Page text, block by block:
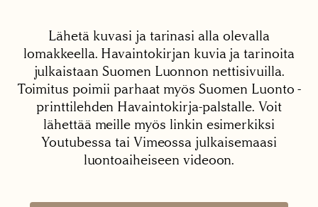
Lähetä kuvasi ja tarinasi alla olevalla
lomakkeella. Havaintokirjan kuvia ja tarinoita
julkaistaan Suomen Luonnon nettisivuilla.
Toimitus poimii parhaat myös Suomen Luonto -
printtilehden Havaintokirja-palstalle. Voit
lähettää meille myös linkin esimerkiksi
Youtubessa tai Vimeossa julkaisemaasi
luontoaiheiseen videoon.